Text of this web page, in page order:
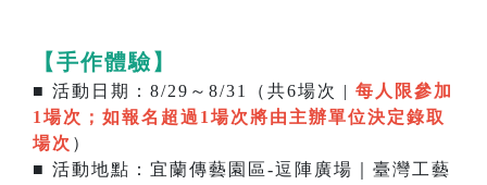
【手作體驗】
■ 活動日期：8/29～8/31（共6場次 | 每人限參加
1場次；如報名超過1場次將由主辦單位決定錄取
場次 ）
■ 活動地點：宜蘭傳藝園區-逗陣廣場｜臺灣工藝